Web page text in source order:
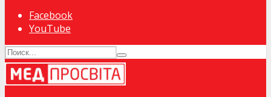
Facebook
YouTube